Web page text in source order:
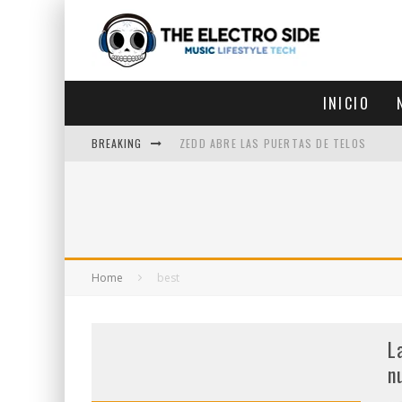
INICIO
BREAKING ZEDD ABRE LAS PUERTAS DE TELOS
Home best